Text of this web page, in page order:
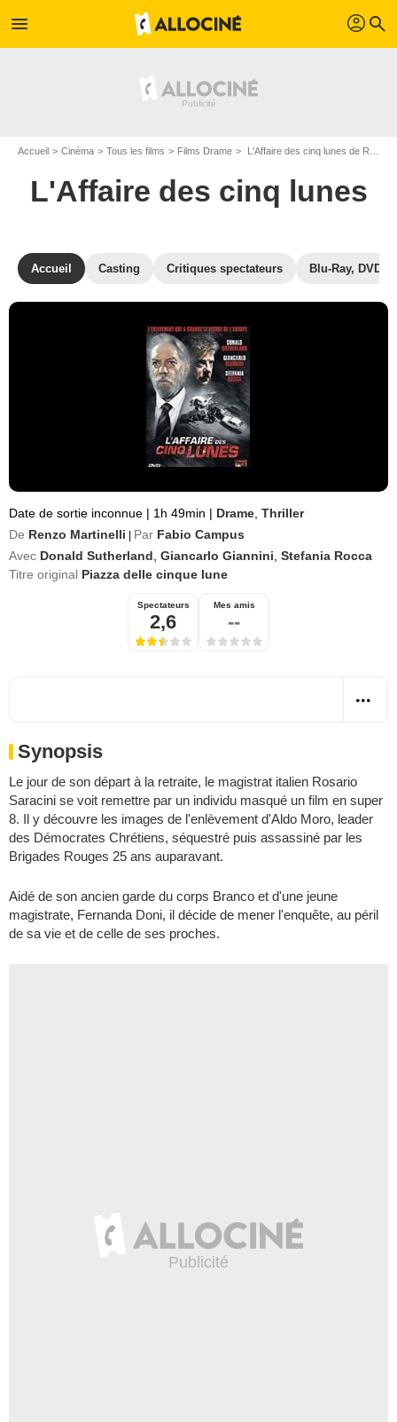
menu profil search
Accueil Cinéma Tous les films Films Drame L'Affaire des cinq lunes de Renzo Martinelli
L'Affaire des cinq lunes
Accueil Casting Critiques spectateurs Blu-Ray, DVD
Date de sortie inconnue | 1h 49min | Drame Thriller
De Renzo Martinelli Par Fabio Campus
Avec Donald Sutherland Giancarlo Giannini Stefania Rocca
Titre original Piazza delle cinque lune
Spectateurs
2,6
Mes amis
--
Synopsis
Le jour de son départ à la retraite, le magistrat italien Rosario
Saracini se voit remettre par un individu masqué un film en super
8. Il y découvre les images de l'enlèvement d'Aldo Moro, leader
des Démocrates Chrétiens, séquestré puis assassiné par les
Brigades Rouges 25 ans auparavant.
Aidé de son ancien garde du corps Branco et d'une jeune
magistrate, Fernanda Doni, il décide de mener l'enquête, au péril
de sa vie et de celle de ses proches.